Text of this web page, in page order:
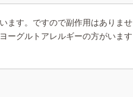
ます。ですので副作用はありませ
ーグルトアレルギーの方がいます